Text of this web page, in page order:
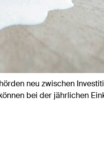
neu zwischen
bei der jährlichen